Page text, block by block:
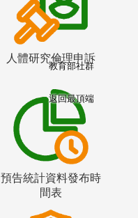
人體研究倫理申訴
預告統計資料發布時
間表
教育部社群
返回最頂端